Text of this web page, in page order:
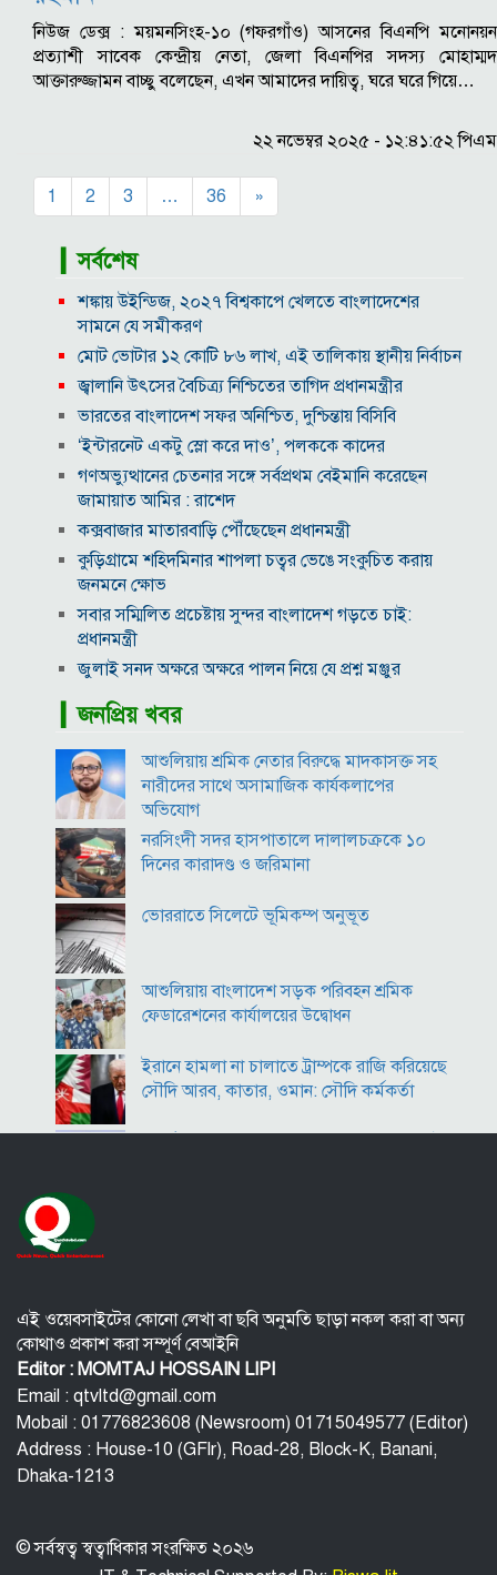
নিউজ ডেক্স : ময়মনসিংহ-১০ (গফরগাঁও) আসনের বিএনপি মনোনয়ন
প্রত্যাশী সাবেক কেন্দ্রীয় নেতা, জেলা বিএনপির সদস্য মোহাম্মদ
আক্তারুজ্জামন বাচ্ছু বলেছেন, এখন আমাদের দায়িত্ব, ঘরে ঘরে গিয়ে…
২২ নভেম্বর ২০২৫ - ১২:৪১:৫২ পিএম
1 2 3 … 36 »
▎সর্বশেষ
শঙ্কায় উইন্ডিজ, ২০২৭ বিশ্বকাপে খেলতে বাংলাদেশের
সামনে যে সমীকরণ
মোট ভোটার ১২ কোটি ৮৬ লাখ, এই তালিকায় স্থানীয় নির্বাচন
জ্বালানি উৎসের বৈচিত্র্য নিশ্চিতের তাগিদ প্রধানমন্ত্রীর
ভারতের বাংলাদেশ সফর অনিশ্চিত, দুশ্চিন্তায় বিসিবি
‘ইন্টারনেট একটু স্লো করে দাও’, পলককে কাদের
গণঅভ্যুত্থানের চেতনার সঙ্গে সর্বপ্রথম বেইমানি করেছেন
জামায়াত আমির : রাশেদ
কক্সবাজার মাতারবাড়ি পৌঁছেছেন প্রধানমন্ত্রী
কুড়িগ্রামে শহিদমিনার শাপলা চত্বর ভেঙে সংকুচিত করায়
জনমনে ক্ষোভ
সবার সম্মিলিত প্রচেষ্টায় সুন্দর বাংলাদেশ গড়তে চাই:
প্রধানমন্ত্রী
জুলাই সনদ অক্ষরে অক্ষরে পালন নিয়ে যে প্রশ্ন মঞ্জুর
মক্কা প্রতিরক্ষা চুক্তি: মধ্যপ্রাচ্যে কি মার্কিন আধিপত্যের বিদায়
ঘণ্টা বাজল?
‎লালমনিরহাট জেলা দলিল লেখক সমিতির নির্বাচনে সভাপতি
সিরাজুল ও সম্পাদক হামিদুর নির্বাচিত
মারা গেলো লিওনেল মেসির বাবা
নওগাঁয় সপ্তাহব্যাপী বৃক্ষমেলার সমাপনি
আবাসিক এলাকায় ৯ ঘণ্টা হর্ন নিষিদ্ধ করে গণবিজ্ঞপ্তি
▎জনপ্রিয় খবর
আশুলিয়ায় শ্রমিক নেতার বিরুদ্ধে মাদকাসক্ত সহ
নারীদের সাথে অসামাজিক কার্যকলাপের
অভিযোগ
নরসিংদী সদর হাসপাতালে দালালচক্রকে ১০
দিনের কারাদণ্ড ও জরিমানা
ভোররাতে সিলেটে ভূমিকম্প অনুভূত
আশুলিয়ায় বাংলাদেশ সড়ক পরিবহন শ্রমিক
ফেডারেশনের কার্যালয়ের উদ্বোধন
ইরানে হামলা না চালাতে ট্রাম্পকে রাজি করিয়েছে
সৌদি আরব, কাতার, ওমান: সৌদি কর্মকর্তা
কর্মস্থলে নারী সহকর্মী নির্যাতন: রাঙামাটিতে
সরকারি কর্মকর্তা গ্রেফতার
ইউরোপ সিরিয়াকে ‘যথাসম্ভব’ সহায়তা করবে :
এই ওয়েবসাইটের কোনো লেখা বা ছবি অনুমতি ছাড়া নকল করা বা অন্য
কোথাও প্রকাশ করা সম্পূর্ণ বেআইনি
Editor : MOMTAJ HOSSAIN LIPI
Email : qtvltd@gmail.com
Mobail : 01776823608 (Newsroom) 01715049577 (Editor)
Address : House-10 (GFlr), Road-28, Block-K, Banani,
Dhaka-1213
© সর্বস্বত্ব স্বত্বাধিকার সংরক্ষিত ২০২৬